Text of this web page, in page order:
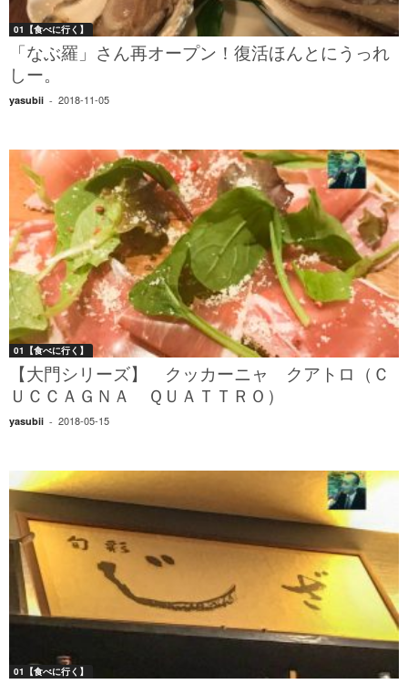
01【食べに行く】
「なぶ羅」さん再オープン！復活ほんとにうっれ
しー。
yasubii - 2018-11-05
01【食べに行く】
【大門シリーズ】 クッカーニャ クアトロ（Ｃ
ＵＣＣＡＧＮＡ ＱＵＡＴＴＲＯ）
yasubii - 2018-05-15
01【食べに行く】